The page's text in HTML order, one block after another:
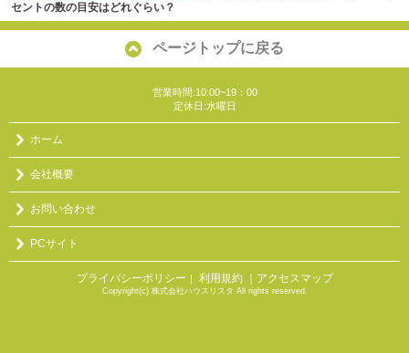
セントの数の目安はどれぐらい？
ページトップに戻る
営業時間:10:00~19：00
定休日:水曜日
ホーム
会社概要
お問い合わせ
PCサイト
プライバシーポリシー ｜ 利用規約 ｜アクセスマップ
Copyright(c) 株式会社ハウスリスタ All rights reserved.